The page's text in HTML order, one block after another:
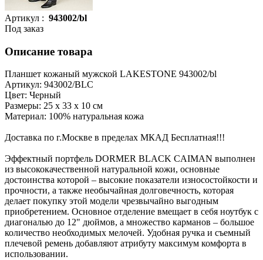
Артикул : 943002/bl
Под заказ
Описание товара
Планшет кожаный мужской LAKESTONE 943002/bl
Артикул: 943002/BLC
Цвет: Черный
Размеры: 25 х 33 х 10 см
Материал: 100% натуральная кожа
Доставка по г.Москве в пределах МКАД Бесплатная!!!
Эффектный портфель DORMER BLACK CAIMAN выполнен
из высококачественной натуральной кожи, основные
достоинства которой – высокие показатели износостойкости и
прочности, а также необычайная долговечность, которая
делает покупку этой модели чрезвычайно выгодным
приобретением. Основное отделение вмещает в себя ноутбук с
диагональю до 12" дюймов, а множество карманов – большое
количество необходимых мелочей. Удобная ручка и съемный
плечевой ремень добавляют атрибуту максимум комфорта в
использовании.